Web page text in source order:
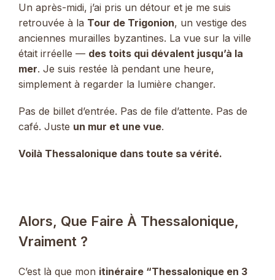
Un après-midi, j’ai pris un détour et je me suis
retrouvée à la Tour de Trigonion, un vestige des
anciennes murailles byzantines. La vue sur la ville
était irréelle — des toits qui dévalent jusqu’à la
mer. Je suis restée là pendant une heure,
simplement à regarder la lumière changer.
Pas de billet d’entrée. Pas de file d’attente. Pas de
café. Juste un mur et une vue.
Voilà Thessalonique dans toute sa vérité.
Alors, Que Faire À Thessalonique,
Vraiment ?
C’est là que mon itinéraire “Thessalonique en 3